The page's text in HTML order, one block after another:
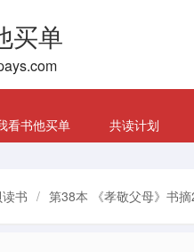
买单
看书他买单 共读计划
书 / 第38本 《孝敬父母》书